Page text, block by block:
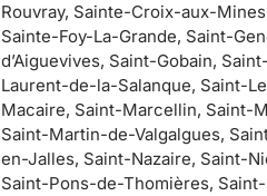
Rouvray, Sainte-Croix-aux-
Sainte-Foy-La-Grande, Saint-
d’Aiguevives, Saint-Gobain,
Laurent-de-la-Salanque, Saint-
Macaire, Saint-Marcellin, Saint-
Saint-Martin-de-Valgalgues,
en-Jalles, Saint-Nazaire, Saint-
Saint-Pons-de-Thomières,